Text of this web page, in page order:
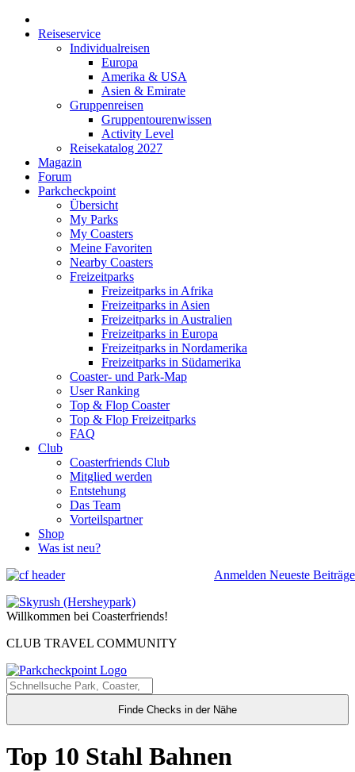
Reiseservice
Individualreisen
Europa
Amerika & USA
Asien & Emirate
Gruppenreisen
Gruppentourenwissen
Activity Level
Reisekatalog 2027
Magazin
Forum
Parkcheckpoint
Übersicht
My Parks
My Coasters
Meine Favoriten
Nearby Coasters
Freizeitparks
Freizeitparks in Afrika
Freizeitparks in Asien
Freizeitparks in Australien
Freizeitparks in Europa
Freizeitparks in Nordamerika
Freizeitparks in Südamerika
Coaster- und Park-Map
User Ranking
Top & Flop Coaster
Top & Flop Freizeitparks
FAQ
Club
Coasterfriends Club
Mitglied werden
Entstehung
Das Team
Vorteilspartner
Shop
Was ist neu?
Anmelden Neueste Beiträge
Willkommen bei Coasterfriends!
CLUB TRAVEL COMMUNITY
Finde Checks in der Nähe
Top 10 Stahl Bahnen